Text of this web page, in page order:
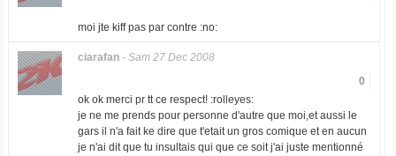
moi jte kiff pas par contre :no:
ciarafan- Sam 27 Dec 2008
0
ok ok merci pr tt ce respect! :rolleyes:
je ne me prends pour personne d'autre que moi,et aussi le
gars il n'a fait ke dire que t'etait un gros comique et en aucun
je n'ai dit que tu insultais qui que ce soit j'ai juste mentionné